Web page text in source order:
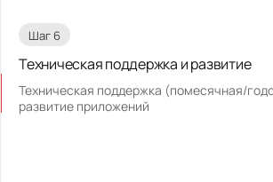
Шаг 6
Техническая поддержка и развитие
Техническая поддержка (помесячная/
развитие приложений